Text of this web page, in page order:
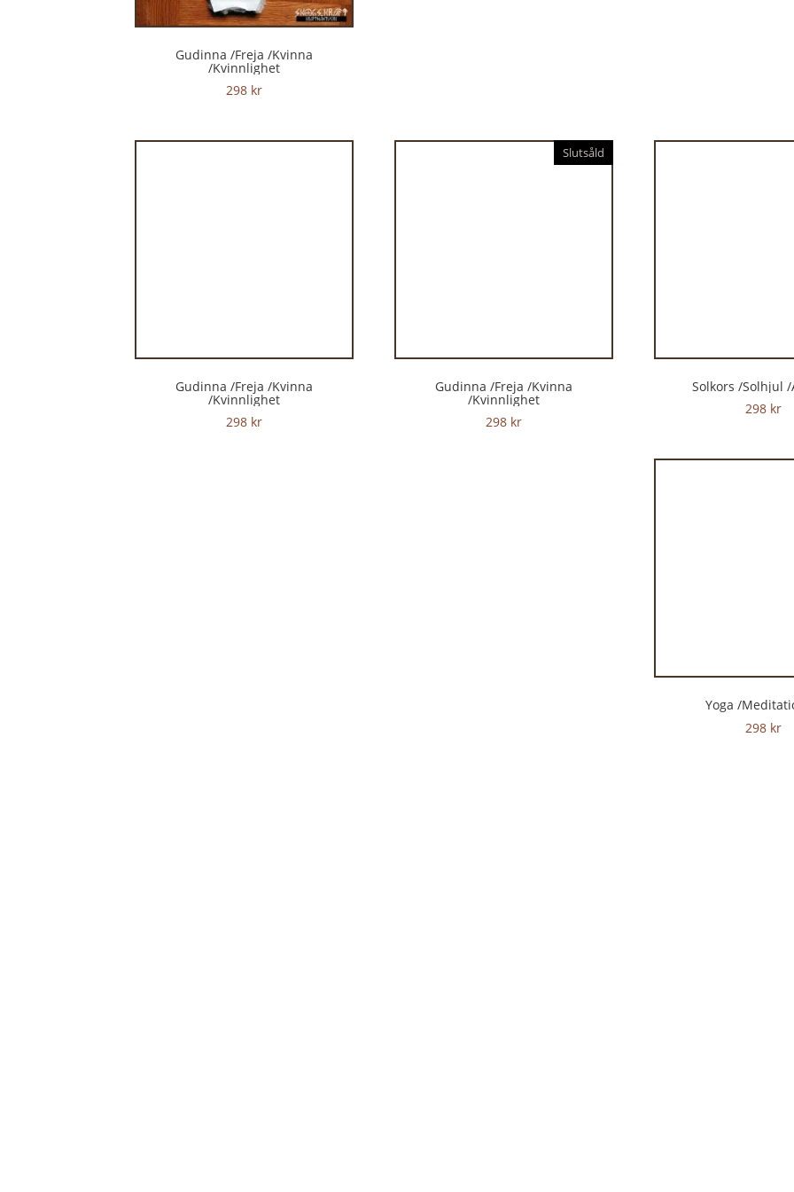
Gudinna /Freja /Kvinna
/Kvinnlighet
298 kr
Gudinna /Freja /Kvinna
/Kvinnlighet
298 kr
Gudinna /Freja /Kvinna
/Kvinnlighet
298 kr
Slutsåld
Solkors /Solhjul
298 kr
Yoga /
298 kr